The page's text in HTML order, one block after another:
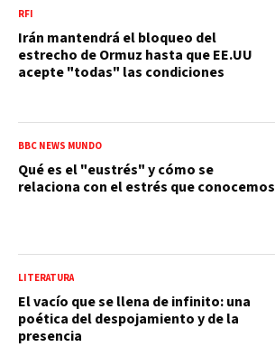
RFI
Irán mantendrá el bloqueo del
estrecho de Ormuz hasta que EE.UU
acepte "todas" las condiciones
BBC NEWS MUNDO
Qué es el "eustrés" y cómo se
relaciona con el estrés que conocemos
LITERATURA
El vacío que se llena de infinito: una
poética del despojamiento y de la
presencia